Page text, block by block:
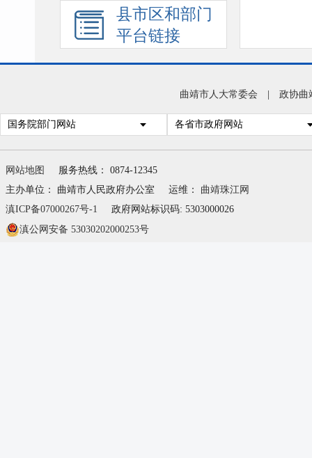
县市区和部门
平台链接
曲靖市人大常委会 政协曲
国务院部门网站 各省市政府网站
网站地图
服务热线： 0874-12345
主办单位： 曲靖市人民政府办公室
运维： 曲靖珠江网
滇ICP备07000267号-1
政府网站标识码: 5303000026
滇公网安备 53030202000253号